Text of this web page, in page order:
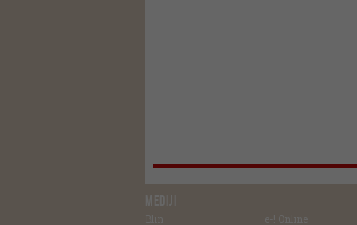
MEDIJI
Blin e-! Online